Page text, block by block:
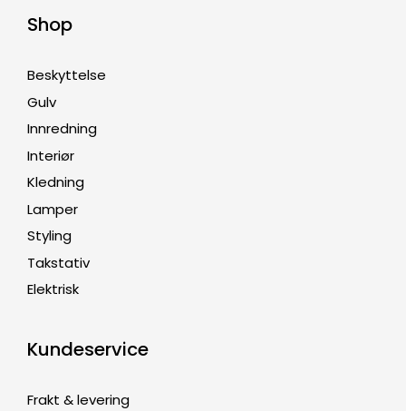
Shop
Beskyttelse
Gulv
Innredning
Interiør
Kledning
Lamper
Styling
Takstativ
Elektrisk
Kundeservice
Frakt & levering